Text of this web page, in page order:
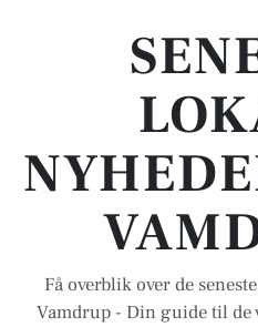
Få overblik over de
Vamdrup - Din guide til de